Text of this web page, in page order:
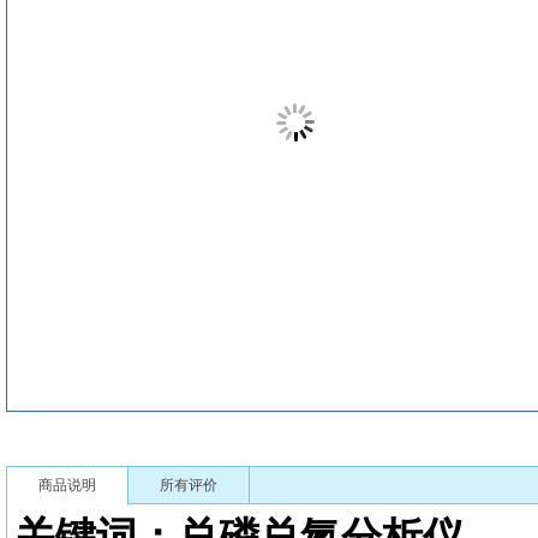
商品说明 所有评价